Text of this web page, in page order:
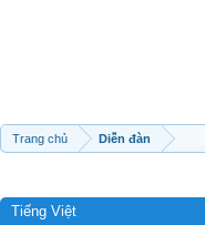
Trang chủ Diễn đàn
Tiếng Việt